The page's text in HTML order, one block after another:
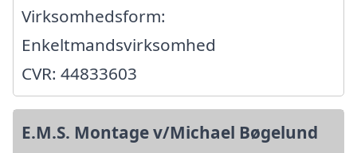
Virksomhedsform:
Enkeltmandsvirksomhed
CVR: 44833603
E.M.S. Montage v/Michael Bøgelund